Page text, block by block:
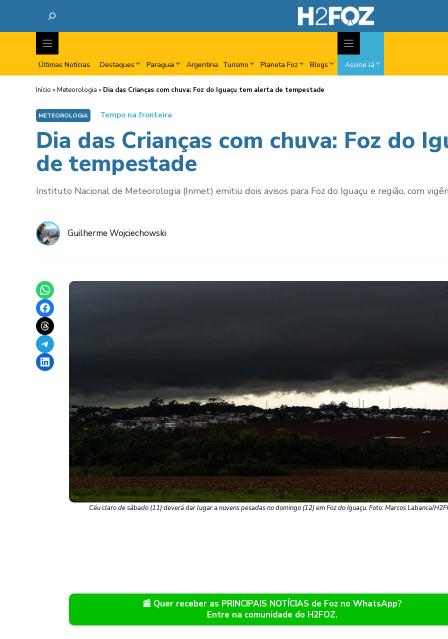
Últimas Notícias Destaques Paraguai Argentina Turismo Planeta Foz Blogs Assine Já
Início »Meteorologia » Dia das Crianças com chuva: Foz do Iguaçu tem alerta de tempestade
METEOROLOGIA Tempo na fronteira
Dia das Crianças com chuva: Foz do
de tempestade
Instituto Nacional de Meteorologia (Inmet) emitiu dois avisos para Foz do Iguaçu e região, com
Guilherme Wojciechowski
Share on WhatsApp
Share on Facebook
Share on Threads
Share on Telegram
Share on LinkedIn
Céu claro de sábado (11) deverá dar lugar a nuvens pesadas no domingo (12) em Foz do Iguaçu. Foto: Marcos Labanca/
📰 Quer receber as PRINCIPAIS NOTÍCIAS de Foz no WhatsApp?
Entre na comunidade do H2FOZ.